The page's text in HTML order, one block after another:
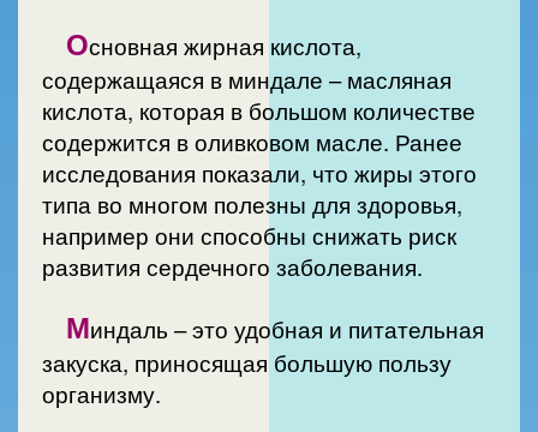
Основная жирная кислота,
содержащаяся в миндале – масляная
кислота, которая в большом количестве
содержится в оливковом масле. Ранее
исследования показали, что жиры этого
типа во многом полезны для здоровья,
например они способны снижать риск
развития сердечного заболевания.
Миндаль – это удобная и питательная
закуска, приносящая большую пользу
организму.